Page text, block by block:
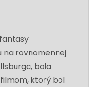
na rovnomennej
bola
ktorý bol